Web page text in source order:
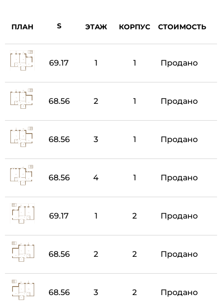
ПЛАН ЭТАЖ КОРПУС СТОИМОСТЬ
69.17 1 1 Продано
68.56 2 1 Продано
68.56 3 1 Продано
68.56 4 1 Продано
69.17 1 2 Продано
68.56 2 2 Продано
68.56 3 2 Продано